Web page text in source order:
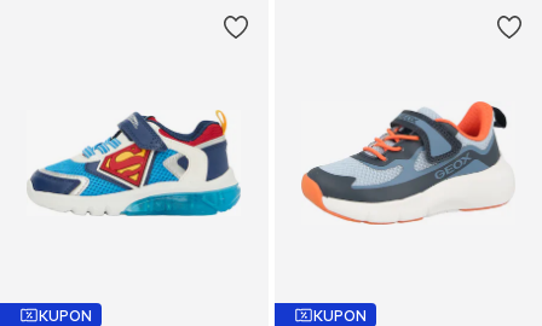
KUPON KUPON